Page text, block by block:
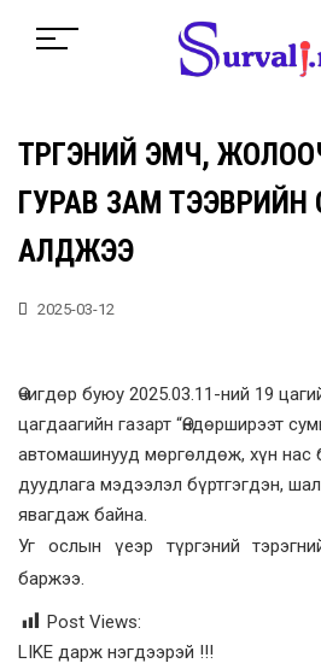
ТҮРГЭНИЙ ЭМЧ,
ГУРАВ ЗАМ
АЛДЖЭЭ
2025-03-12
Өчигдөр буюу 2025.03.11-ний 19
цагдаагийн газарт “Өндөрширээт
автомашинууд мөргөлдөж, хүн нас
дуудлага мэдээлэл бүртгэгдэн,
явагдаж байна.
Уг ослын үеэр түргэний
баржээ.
Post Views:
LIKE дарж нэгдээрэй !!!